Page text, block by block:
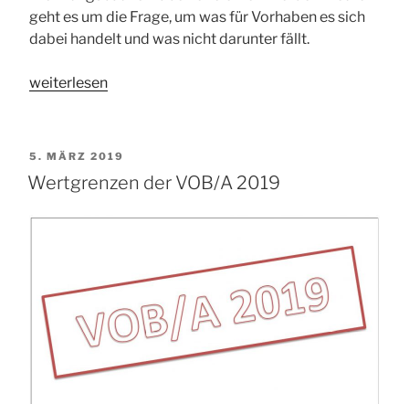
geht es um die Frage, um was für Vorhaben es sich
dabei handelt und was nicht darunter fällt.
„Bauleistungen
weiterlesen
VERÖFFENTLICHT
AM
5. MÄRZ 2019
Wertgrenzen der VOB/A 2019